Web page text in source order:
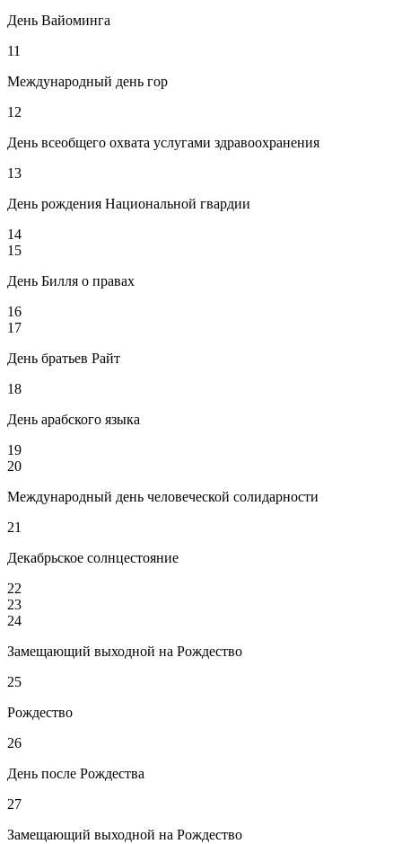
День Вайоминга
11
Международный день гор
12
День всеобщего охвата услугами здравоохранения
13
День рождения Национальной гвардии
14
15
День Билля о правах
16
17
День братьев Райт
18
День арабского языка
19
20
Международный день человеческой солидарности
21
Декабрьское солнцестояние
22
23
24
Замещающий выходной на Рождество
25
Рождество
26
День после Рождества
27
Замещающий выходной на Рождество